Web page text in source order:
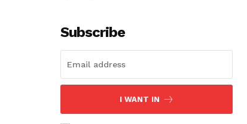
Subscribe
I WANT IN